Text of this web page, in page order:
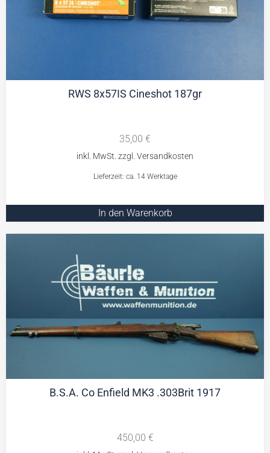
RWS 8x57IS Cineshot 187gr
35,00 €
Lieferzeit: ca. 14 Werktage
In den Warenkorb
B.S.A. Co Enfield MK3 .303Brit 1917
450,00 €